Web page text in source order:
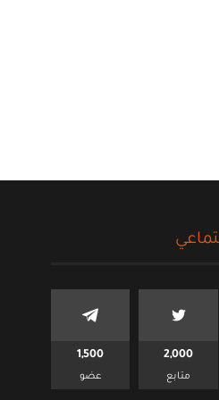
2,000
متابع
1,500
عضو